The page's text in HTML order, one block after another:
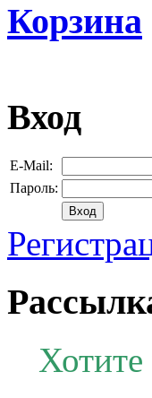
Корзина
Вход
E-Mail:
Пароль: